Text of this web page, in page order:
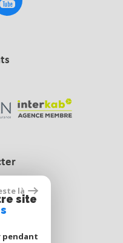
là
site
pendant